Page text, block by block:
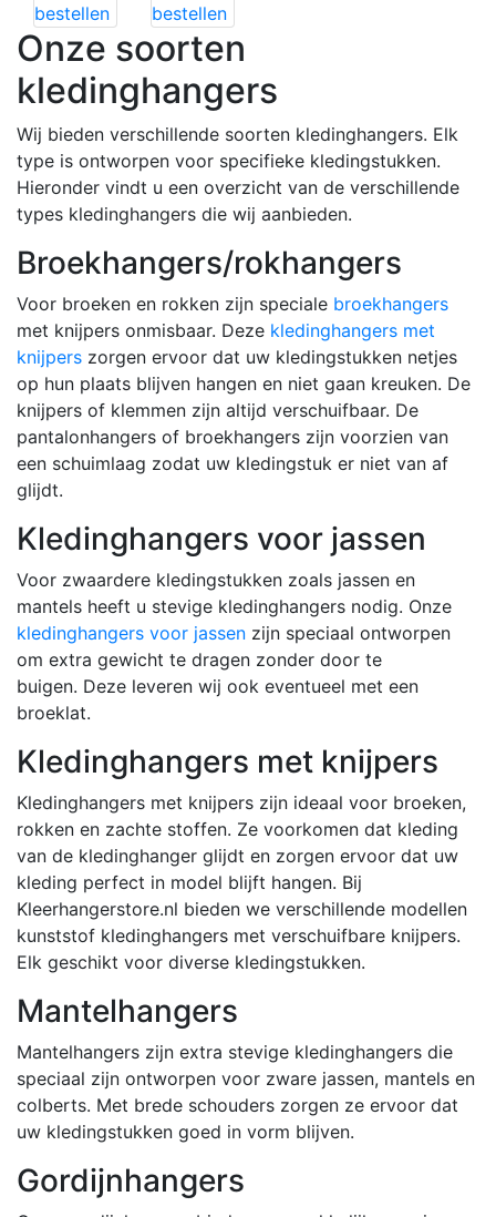
bestellen
bestellen
Onze soorten
kledinghangers
Wij bieden verschillende soorten kledinghangers. Elk
type is ontworpen voor specifieke kledingstukken.
Hieronder vindt u een overzicht van de verschillende
types kledinghangers die wij aanbieden.
Broekhangers/rokhangers
Voor broeken en rokken zijn speciale broekhangers
met knijpers onmisbaar. Deze kledinghangers met
knijpers zorgen ervoor dat uw kledingstukken netjes
op hun plaats blijven hangen en niet gaan kreuken. De
knijpers of klemmen zijn altijd verschuifbaar. De
pantalonhangers of broekhangers zijn voorzien van
een schuimlaag zodat uw kledingstuk er niet van af
glijdt.
Kledinghangers voor jassen
Voor zwaardere kledingstukken zoals jassen en
mantels heeft u stevige kledinghangers nodig. Onze
kledinghangers voor jassen zijn speciaal ontworpen
om extra gewicht te dragen zonder door te
buigen. Deze leveren wij ook eventueel met een
broeklat.
Kledinghangers met knijpers
Kledinghangers met knijpers zijn ideaal voor broeken,
rokken en zachte stoffen. Ze voorkomen dat kleding
van de kledinghanger glijdt en zorgen ervoor dat uw
kleding perfect in model blijft hangen. Bij
Kleerhangerstore.nl bieden we verschillende modellen
kunststof kledinghangers met verschuifbare knijpers.
Elk geschikt voor diverse kledingstukken.
Mantelhangers
Mantelhangers zijn extra stevige kledinghangers die
speciaal zijn ontworpen voor zware jassen, mantels en
colberts. Met brede schouders zorgen ze ervoor dat
uw kledingstukken goed in vorm blijven.
Gordijnhangers